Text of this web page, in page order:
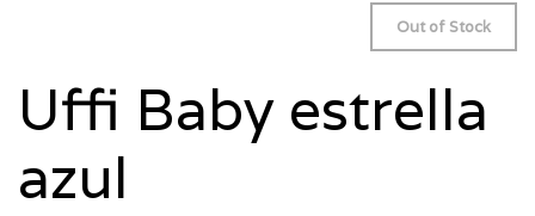
Out of Stock
Uffi Baby estrella
azul